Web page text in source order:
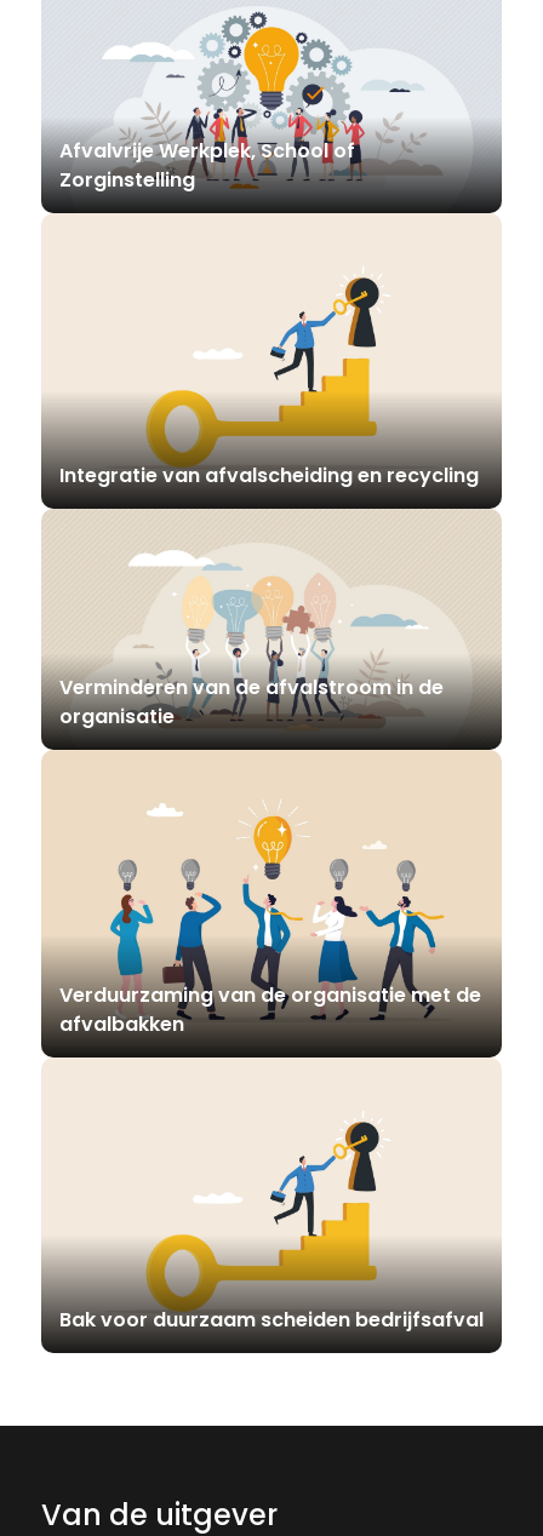
Afvalvrije Werkplek, School of
Zorginstelling
Integratie van afvalscheiding en recycling
Verminderen van de afvalstroom in de
organisatie
Verduurzaming van de organisatie met de
afvalbakken
Bak voor duurzaam scheiden bedrijfsafval
Van de uitgever